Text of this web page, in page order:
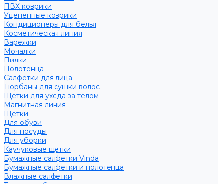
ПВХ коврики
Уцененные коврики
Кондиционеры для белья
Косметическая линия
Варежки
Мочалки
Пилки
Полотенца
Салфетки для лица
Тюрбаны для сушки волос
Щетки для ухода за телом
Магнитная линия
Щетки
Для обуви
Для посуды
Для уборки
Каучуковые щетки
Бумажные салфетки Vinda
Бумажные салфетки и полотенца
Влажные салфетки